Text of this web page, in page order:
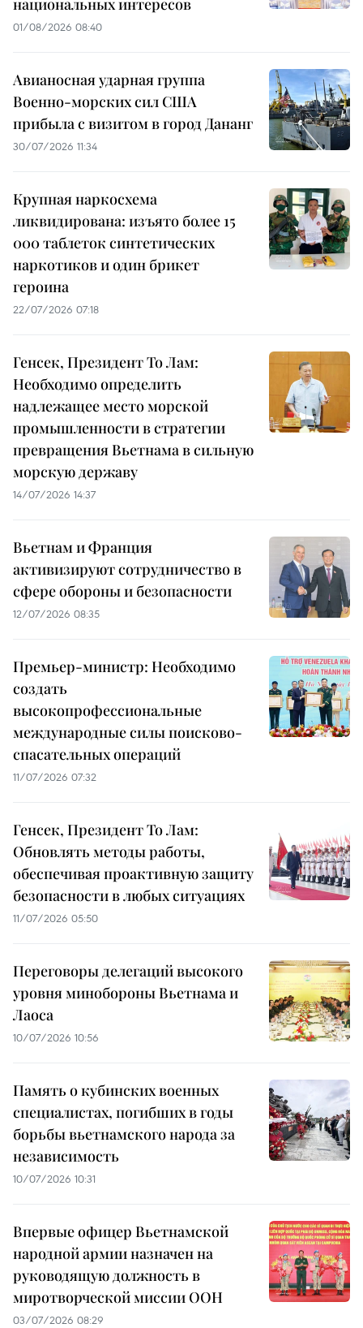
национальных интересов
01/08/2026 08:40
Авианосная ударная группа
Военно-морских сил США
прибыла с визитом в город Дананг
30/07/2026 11:34
Крупная наркосхема
ликвидирована: изъято более 15
000 таблеток синтетических
наркотиков и один брикет
героина
22/07/2026 07:18
Генсек, Президент То Лам:
Необходимо определить
надлежащее место морской
промышленности в стратегии
превращения Вьетнама в сильную
морскую державу
14/07/2026 14:37
Вьетнам и Франция
активизируют сотрудничество в
сфере обороны и безопасности
12/07/2026 08:35
Премьер-министр: Необходимо
создать
высокопрофессиональные
международные силы поисково-
спасательных операций
11/07/2026 07:32
Генсек, Президент То Лам:
Обновлять методы работы,
обеспечивая проактивную защиту
безопасности в любых ситуациях
11/07/2026 05:50
Переговоры делегаций высокого
уровня минобороны Вьетнама и
Лаоса
10/07/2026 10:56
Память о кубинских военных
специалистах, погибших в годы
борьбы вьетнамского народа за
независимость
10/07/2026 10:31
Впервые офицер Вьетнамской
народной армии назначен на
руководящую должность в
миротворческой миссии ООН
03/07/2026 08:29